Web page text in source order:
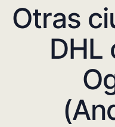
Otras
DHL